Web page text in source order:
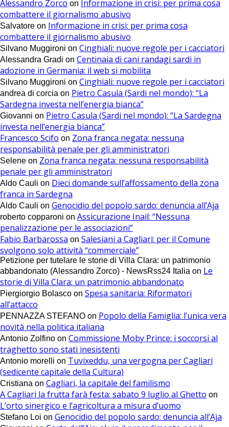
Alessandro Zorco on Informazione in crisi: per prima cosa
combattere il giornalismo abusivo
Salvatore on Informazione in crisi: per prima cosa
combattere il giornalismo abusivo
Silvano Muggironi on Cinghiali: nuove regole per i cacciatori
Alessandra Gradi on Centinaia di cani randagi sardi in
adozione in Germania: il web si mobilita
Silvano Muggironi on Cinghiali: nuove regole per i cacciatori
andrea di corcia on Pietro Casula (Sardi nel mondo): “La
Sardegna investa nell’energia bianca”
Giovanni on Pietro Casula (Sardi nel mondo): “La Sardegna
investa nell’energia bianca”
Francesco Scifo on Zona franca negata: nessuna
responsabilità penale per gli amministratori
Selene on Zona franca negata: nessuna responsabilità
penale per gli amministratori
Aldo Cauli on Dieci domande sull’affossamento della zona
franca in Sardegna
Aldo Cauli on Genocidio del popolo sardo: denuncia all’Aja
roberto copparoni on Assicurazione Inail: “Nessuna
penalizzazione per le associazioni”
Fabio Barbarossa on Salesiani a Cagliari: per il Comune
svolgono solo attività “commerciale”
Petizione per tutelare le storie di Villa Clara: un patrimonio
abbandonato (Alessandro Zorco) - NewsRss24 Italia on Le
storie di Villa Clara: un patrimonio abbandonato
Piergiorgio Bolasco on Spesa sanitaria: Riformatori
all’attacco
PENNAZZA STEFANO on Popolo della Famiglia: l’unica vera
novità nella politica italiana
Antonio Zolfino on Commissione Moby Prince: i soccorsi al
traghetto sono stati inesistenti
Antonio morelli on Tuvixeddu, una vergogna per Cagliari
(sedicente capitale della Cultura)
Cristiana on Cagliari, la capitale del familismo
A Cagliari la frutta farà festa: sabato 9 luglio al Ghetto on
L’orto sinergico e l’agricoltura a misura d’uomo
Stefano Loi on Genocidio del popolo sardo: denuncia all’Aja